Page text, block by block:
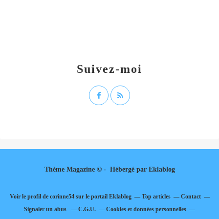
Suivez-moi
Thème Magazine © - Hébergé par Eklablog
Voir le profil de corinne54sur le portail Eklablog Top articles
Contact
Signaler un abus
C.G.U.
Cookies et données personnelles